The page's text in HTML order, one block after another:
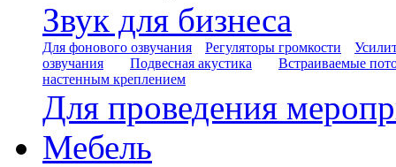
Звук для бизнеса
Для фонового озвучания Регуляторы громкости
озвучания
Подвесная акустика
Встраиваемые
настенным креплением
Для проведения
Мебель